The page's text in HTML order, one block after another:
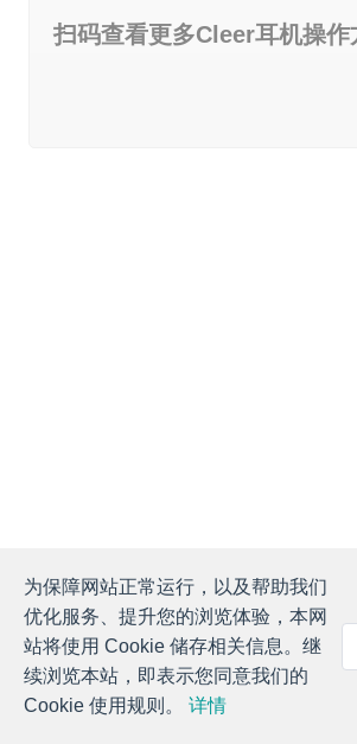
扫码查看更多Cleer耳机操作
为保障网站正常运行，以及帮助我们
优化服务、提升您的浏览体验，本网
站将使用 Cookie 储存相关信息。继
续浏览本站，即表示您同意我们的
Cookie 使用规则。 详情